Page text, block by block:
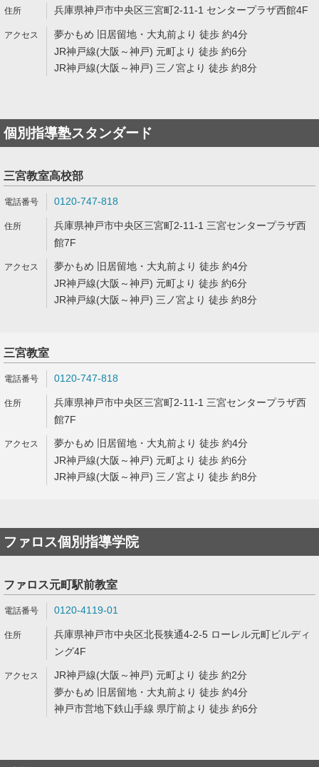
兵庫県神戸市中央区三宮町2-11-1 センタープラザ西館4F
夢かもめ 旧居留地・大丸前より 徒歩 約4分
JR神戸線(大阪～神戸) 元町より 徒歩 約6分
JR神戸線(大阪～神戸) 三ノ宮より 徒歩 約8分
個別指導塾スタンダード
三宮教室高校部
0120-747-818
兵庫県神戸市中央区三宮町2-11-1 三宮センタープラザ西
館7F
夢かもめ 旧居留地・大丸前より 徒歩 約4分
JR神戸線(大阪～神戸) 元町より 徒歩 約6分
JR神戸線(大阪～神戸) 三ノ宮より 徒歩 約8分
三宮教室
0120-747-818
兵庫県神戸市中央区三宮町2-11-1 三宮センタープラザ西
館7F
夢かもめ 旧居留地・大丸前より 徒歩 約4分
JR神戸線(大阪～神戸) 元町より 徒歩 約6分
JR神戸線(大阪～神戸) 三ノ宮より 徒歩 約8分
ファロス個別指導学院
ファロス元町駅前教室
0120-4119-01
兵庫県神戸市中央区北長狭通4-2-5 ローレル元町ビルディ
ング4F
JR神戸線(大阪～神戸) 元町より 徒歩 約2分
夢かもめ 旧居留地・大丸前より 徒歩 約4分
神戸市営地下鉄山手線 県庁前より 徒歩 約6分